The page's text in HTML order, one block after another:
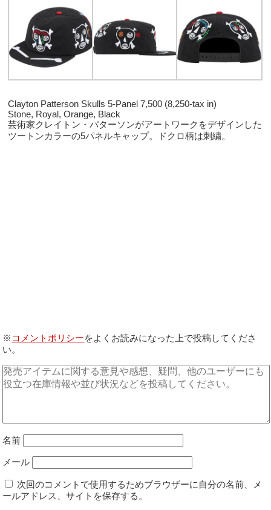
Clayton Patterson Skulls 5-Panel 7,500 (8,250-tax in)
Stone, Royal, Orange, Black
芸術家クレイトン・パターソンがアートワークをデザインした
ツートンカラーの5パネルキャップ。ドクロ柄は刺繍。
※ コメントポリシーをよくお読みになった上で投稿してくださ
い。
名前
メール
次回のコメントで使用するためブラウザーに自分の名前、メ
ールアドレス、サイトを保存する。